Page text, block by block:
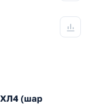
(шар